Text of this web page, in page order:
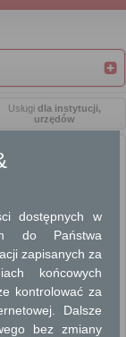
Usługi dla instytucji,
urzędów
dostępnych w
do Państwa
zapisanych za
końcowych
kontrolować za
Dalsze
bez zmiany